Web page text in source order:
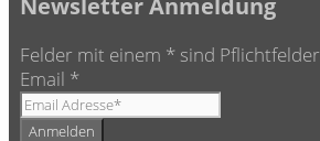
Felder mit einem * sind Pflichtfelder
Email *